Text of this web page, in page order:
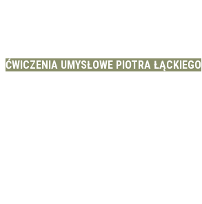
ĆWICZENIA UMYSŁOWE PIOTRA ŁĄCKIEGO